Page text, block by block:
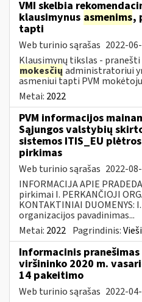
VMI skelbia
klausimynus asmenims,
tapti
Web turinio sąrašas 2022-
Klausimynų tikslas -
mokesčių administratoriui
asmeniui tapti PVM
Metai: 2022
PVM informacijos
Sąjungos valstybių
sistemos ITIS_EU
pirkimas
Web turinio sąrašas 2022-
INFORMACIJA APIE
pirkimai I. PERKANČIOJI
KONTAKTINIAI DUOMENYS:
organizacijos pavadinimas...
Metai: 2022 Pagrindinis:
Informacinis pranešimas
viršininko 2020 m.
14 pakeitimo
Web turinio sąrašas 2022-